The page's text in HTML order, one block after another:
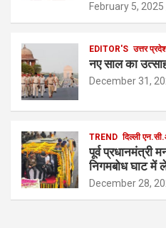
February 5, 2025
EDITOR'S उत्तर
नए साल का
December 31,
TREND दिल्ली
पूर्व प्रधानमंत्री
निगमबोध घाट में
December 28,